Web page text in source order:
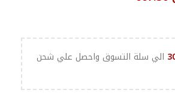
الي سلة التسوق واحصل علي شحن